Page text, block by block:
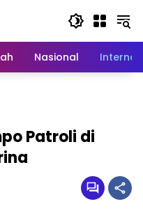
Nasional
Patroli di